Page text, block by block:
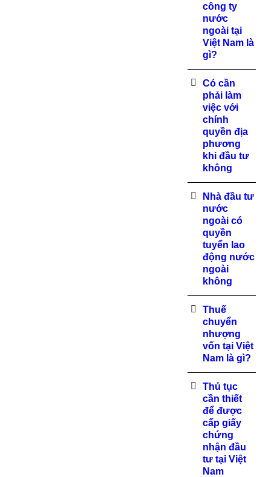
công ty
nước
ngoài tại
Việt Nam là
gì?
Có cần
phải làm
việc với
chính
quyền địa
phương
khi đầu tư
không
Nhà đầu tư
nước
ngoài có
quyền
tuyển lao
động nước
ngoài
không
Thuế
chuyển
nhượng
vốn tại Việt
Nam là gì?
Thủ tục
cần thiết
để được
cấp giấy
chứng
nhận đầu
tư tại Việt
Nam